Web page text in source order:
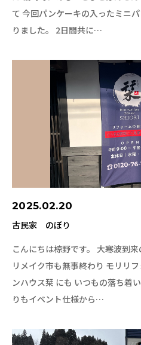
て 今回パンケーキの入ったミニ
りました。 2日間共に…
2025.02.20
古民家 のぼり
こんにちは椋野です。 大寒波到
リメイク市も無事終わり モリリ
ンハウス栞 にも いつもの落ち着
りもイベント仕様から…